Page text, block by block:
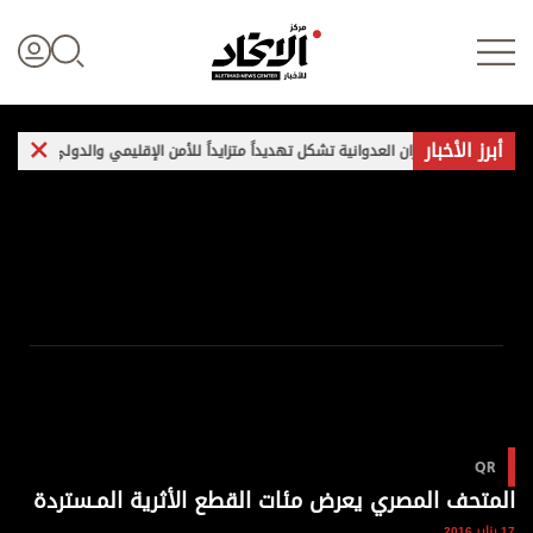
علوم الدار
الرياضة
أبرز الأخبار
إيران العدوانية تشكل تهديداً متزايداً للأمن الإقليمي والدولي
QR
المتحف المصري يعرض مئات القطع الأثرية المـستردة